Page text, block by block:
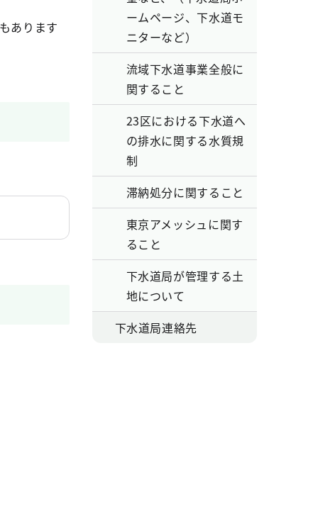
あります
ームページ、下水道モ
ニターなど）
流域下水道事業全般に
関すること
23区における下水道へ
の排水に関する水質規
制
滞納処分に関すること
東京アメッシュに関す
ること
下水道局が管理する土
地について
下水道局連絡先